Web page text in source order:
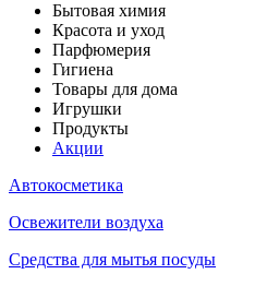
Бытовая химия
Красота и уход
Парфюмерия
Гигиена
Товары для дома
Игрушки
Продукты
Акции
Автокосметика
Освежители воздуха
Средства для мытья посуды